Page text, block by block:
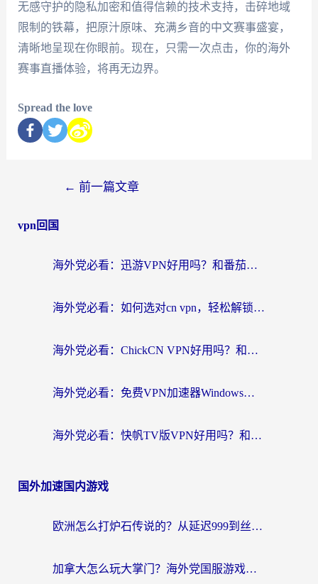
无感守护的隐私加密和值得信赖的技术支持，击碎地域
限制的铁幕，把原汁原味、充满乡音的中文赛事盛宴，
清晰地呈现在你眼前。现在，只需一次点击，你的海外
赛事直播体验，将再无边界。
Spread the love
← 前一篇文章
vpn回国
海外党必看：迅游VPN好用吗？和番茄加速器VPN对比哪个回国效果更好？
海外党必看：如何选对cn vpn，轻松解锁国内影音游戏？
海外党必看：ChickCN VPN好用吗？和星河VPN对比哪个回国效果更好？附真实体验+避坑指南
海外党必看：免费VPN加速器Windows版怎么选？附真实测评与无缝访问国内资源指南
海外党必看：快帆TV版VPN好用吗？和hi龟龟VPN对比哪个回国效果更好？附免费加速器选择指南
国外加速国内游戏
欧洲怎么打炉石传说的？从延迟999到丝滑上分，我找到了靠谱加速器
加拿大怎么玩大掌门？海外党国服游戏加速避坑指南（附实用工具推荐）